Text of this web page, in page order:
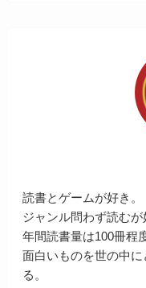
読書とゲームが好き。
ジャンル問わず読むが
年間読書量は100冊程
面白いものを世の中
る。